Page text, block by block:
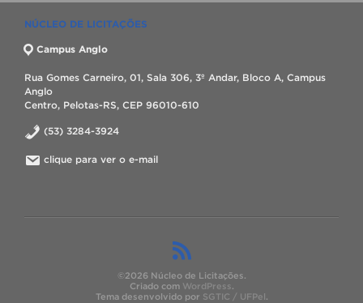
NÚCLEO DE LICITAÇÕES
Campus Anglo
Rua Gomes Carneiro, 01, Sala 306, 3º Andar, Bloco A, Campus
Anglo
Centro, Pelotas-RS, CEP 96010-610
(53) 3284-3924
clique para ver o e-mail
©2026 Núcleo de Licitações.
Criado com WordPress.
Tema desenvolvido por SGTIC / UFPel.